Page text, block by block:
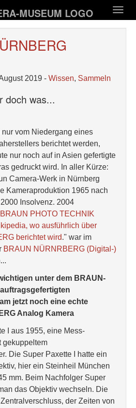
2019 - Wissen, Sammeln
doch was...
vom Niedergang eines
berichtet werden,
nur noch auf in Asien gefertigte
gedruckt wird. In aller Kürze:
Camera-Werk in Nürnberg
Kameraproduktion 1965 nach
Insolvenz. 2004
BRAUN PHOTO TECHNIK
wo ausführlich über
berichtet wird." war im
BRAUN NÜRNRBERG (Digital-)
unter dem BRAUN-
jetzt noch eine echte
Analog Kamera
I aus 1955, eine Mess-
gekuppeltem
Die Super Paxette I hatte ein
hier ein Steinheil München
mm. Beim Nachfolger Super
das Objektiv wechseln. Die
der Zeiten von